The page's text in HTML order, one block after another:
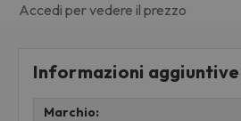
Accedi per vedere il prezzo
Informazioni aggiuntive
Marchio: